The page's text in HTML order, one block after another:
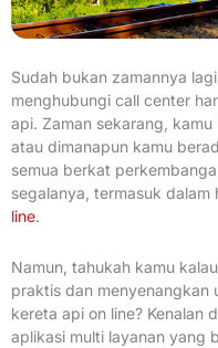
Sudah bukan zamannya
menghubungi call center
api. Zaman sekarang,
atau dimanapun kamu
semua berkat
segalanya, termasuk dalam
line.
Namun, tahukah kamu
praktis dan menyenangkan
kereta api on line? Kenalan
aplikasi multi layanan yang